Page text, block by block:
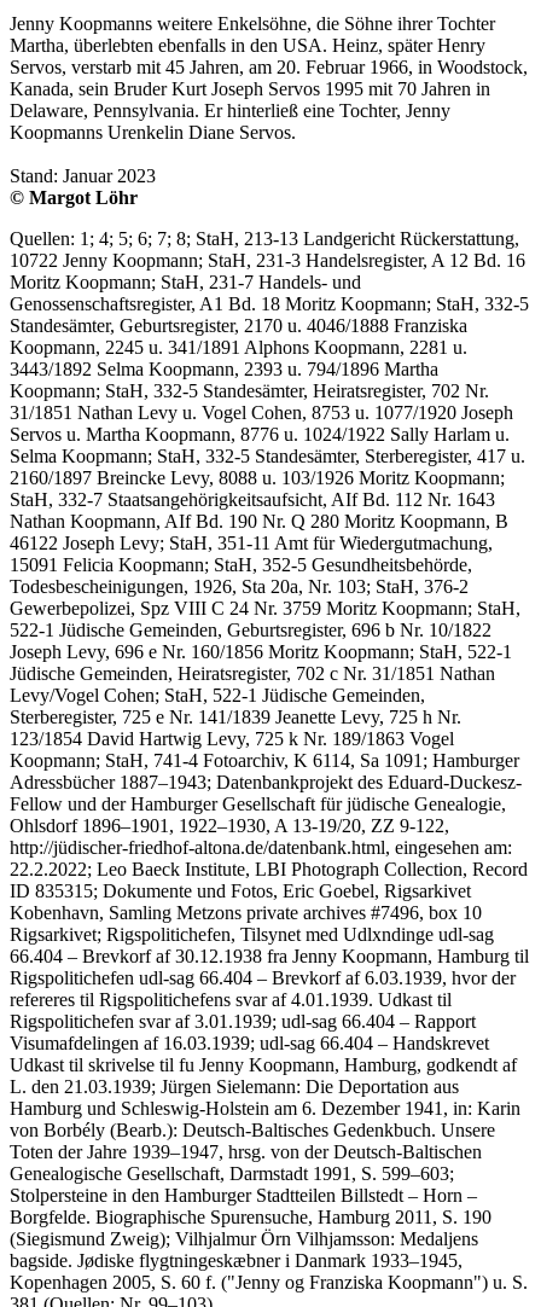
Jenny Koopmanns weitere Enkelsöhne, die Söhne ihrer Tochter
Martha, überlebten ebenfalls in den USA. Heinz, später Henry
Servos, verstarb mit 45 Jahren, am 20. Februar 1966, in Woodstock,
Kanada, sein Bruder Kurt Joseph Servos 1995 mit 70 Jahren in
Delaware, Pennsylvania. Er hinterließ eine Tochter, Jenny
Koopmanns Urenkelin Diane Servos.
Stand: Januar 2023
© Margot Löhr
Quellen: 1; 4; 5; 6; 7; 8; StaH, 213-13 Landgericht Rückerstattung,
10722 Jenny Koopmann; StaH, 231-3 Handelsregister, A 12 Bd. 16
Moritz Koopmann; StaH, 231-7 Handels- und
Genossenschaftsregister, A1 Bd. 18 Moritz Koopmann; StaH, 332-5
Standesämter, Geburtsregister, 2170 u. 4046/1888 Franziska
Koopmann, 2245 u. 341/1891 Alphons Koopmann, 2281 u.
3443/1892 Selma Koopmann, 2393 u. 794/1896 Martha
Koopmann; StaH, 332-5 Standesämter, Heiratsregister, 702 Nr.
31/1851 Nathan Levy u. Vogel Cohen, 8753 u. 1077/1920 Joseph
Servos u. Martha Koopmann, 8776 u. 1024/1922 Sally Harlam u.
Selma Koopmann; StaH, 332-5 Standesämter, Sterberegister, 417 u.
2160/1897 Breincke Levy, 8088 u. 103/1926 Moritz Koopmann;
StaH, 332-7 Staatsangehörigkeitsaufsicht, AIf Bd. 112 Nr. 1643
Nathan Koopmann, AIf Bd. 190 Nr. Q 280 Moritz Koopmann, B
46122 Joseph Levy; StaH, 351-11 Amt für Wiedergutmachung,
15091 Felicia Koopmann; StaH, 352-5 Gesundheitsbehörde,
Todesbescheinigungen, 1926, Sta 20a, Nr. 103; StaH, 376-2
Gewerbepolizei, Spz VIII C 24 Nr. 3759 Moritz Koopmann; StaH,
522-1 Jüdische Gemeinden, Geburtsregister, 696 b Nr. 10/1822
Joseph Levy, 696 e Nr. 160/1856 Moritz Koopmann; StaH, 522-1
Jüdische Gemeinden, Heiratsregister, 702 c Nr. 31/1851 Nathan
Levy/Vogel Cohen; StaH, 522-1 Jüdische Gemeinden,
Sterberegister, 725 e Nr. 141/1839 Jeanette Levy, 725 h Nr.
123/1854 David Hartwig Levy, 725 k Nr. 189/1863 Vogel
Koopmann; StaH, 741-4 Fotoarchiv, K 6114, Sa 1091; Hamburger
Adressbücher 1887–1943; Datenbankprojekt des Eduard-Duckesz-
Fellow und der Hamburger Gesellschaft für jüdische Genealogie,
Ohlsdorf 1896–1901, 1922–1930, A 13-19/20, ZZ 9-122,
http://jüdischer-friedhof-altona.de/datenbank.html, eingesehen am:
22.2.2022; Leo Baeck Institute, LBI Photograph Collection, Record
ID 835315; Dokumente und Fotos, Eric Goebel, Rigsarkivet
Kobenhavn, Samling Metzons private archives #7496, box 10
Rigsarkivet; Rigspolitichefen, Tilsynet med Udlxndinge udl-sag
66.404 – Brevkorf af 30.12.1938 fra Jenny Koopmann, Hamburg til
Rigspolitichefen udl-sag 66.404 – Brevkorf af 6.03.1939, hvor der
refereres til Rigspolitichefens svar af 4.01.1939. Udkast til
Rigspolitichefen svar af 3.01.1939; udl-sag 66.404 – Rapport
Visumafdelingen af 16.03.1939; udl-sag 66.404 – Handskrevet
Udkast til skrivelse til fu Jenny Koopmann, Hamburg, godkendt af
L. den 21.03.1939; Jürgen Sielemann: Die Deportation aus
Hamburg und Schleswig-Holstein am 6. Dezember 1941, in: Karin
von Borbély (Bearb.): Deutsch-Baltisches Gedenkbuch. Unsere
Toten der Jahre 1939–1947, hrsg. von der Deutsch-Baltischen
Genealogische Gesellschaft, Darmstadt 1991, S. 599–603;
Stolpersteine in den Hamburger Stadtteilen Billstedt – Horn –
Borgfelde. Biographische Spurensuche, Hamburg 2011, S. 190
(Siegismund Zweig); Vilhjalmur Örn Vilhjamsson: Medaljens
bagside. Jødiske flygtningeskæbner i Danmark 1933–1945,
Kopenhagen 2005, S. 60 f. ("Jenny og Franziska Koopmann") u. S.